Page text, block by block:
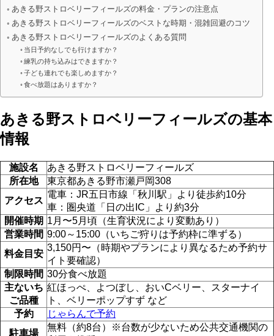
あきる野ストロベリーフィールズの料金・プランの注意点
あきる野ストロベリーフィールズのベストな時期・混雑回避のコツ
あきる野ストロベリーフィールズのよくある質問
当日予約なしでも行けますか？
練乳の持ち込みはできますか？
子ども連れでも楽しめますか？
食べ放題はありますか？
あきる野ストロベリーフィールズの基本
情報
施設名
あきる野ストロベリーフィールズ
所在地
東京都あきる野市瀬戸岡308
アクセス
電車：JR五日市線「秋川駅」より徒歩約10分
車：圏央道「日の出IC」より約3分
開催時期 1月〜5月頃（生育状況により変動あり）
営業時間 9:00～15:00（いちご狩りは予約枠に準ずる）
料金目安
3,150円〜（時期やプランにより異なるため予約サ
イト要確認）
制限時間 30分食べ放題
主ないち
ご品種
紅ほっぺ、よつぼし、おいCベリー、スターナイ
ト、ベリーポップすず など
予約
じゃらんで予約
駐車場
無料（約8台）※台数が少ないため公共交通機関の